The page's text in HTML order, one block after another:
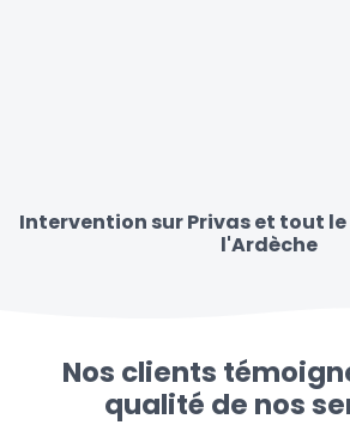
Intervention sur Privas et tout
l'Ardèche
Nos clients
qualité de nos